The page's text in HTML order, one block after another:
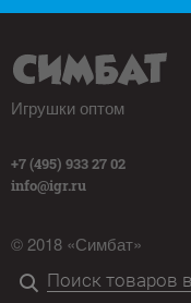
Игрушки оптом
+7 (495) 933 27 02
info@igr.ru
© 2018 «Симбат»